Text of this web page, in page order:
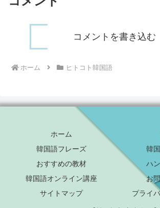
コメントを書き込む
ホーム ヒトコト韓国語
ホーム
韓国語フレーズ
韓
おすすめの教材
ハ
韓国語オンライン講座
お
サイトマップ
プライ